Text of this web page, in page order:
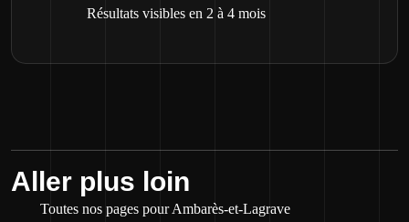
Résultats visibles en 2 à 4 mois
Aller plus loin
Toutes nos pages pour Ambarès-et-Lagrave